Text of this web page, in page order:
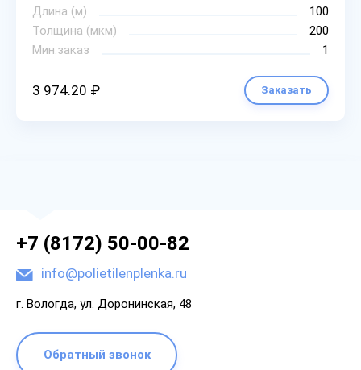
Длина (м)
100
Толщина (мкм)
200
Мин.заказ
1
3 974.20 ₽ Заказать
+7 (8172) 50-00-82
info@polietilenplenka.ru
г. Вологда, ул. Доронинская, 48
Обратный звонок